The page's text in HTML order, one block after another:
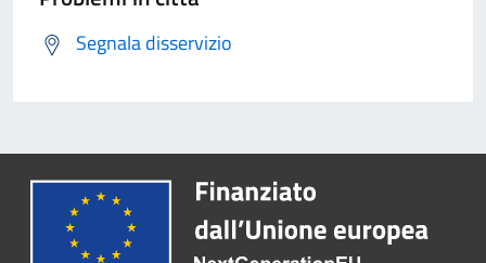
Segnala disservizio